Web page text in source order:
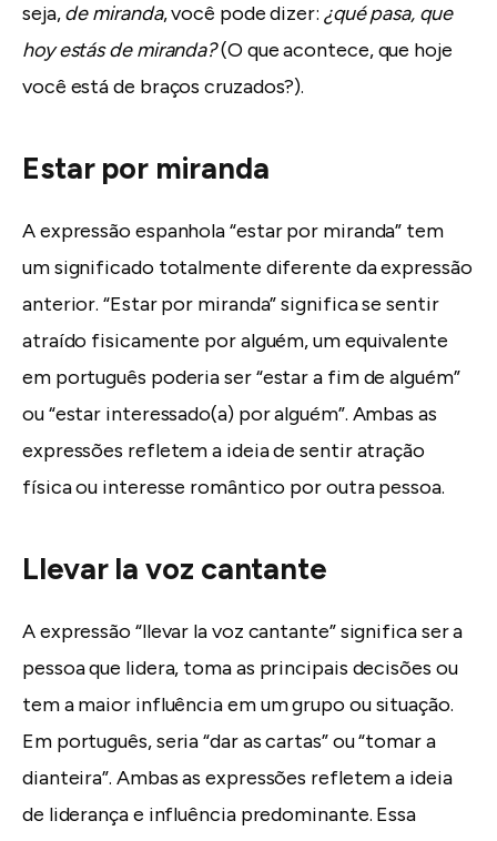
seja,de miranda, você pode dizer: ¿qué pasa, que
hoy estás de miranda?(O que acontece, que hoje
você está de braços cruzados?).
Estar por miranda
A expressão espanhola “estar por miranda” tem
um significado totalmente diferente da expressão
anterior. “Estar por miranda” significa se sentir
atraído fisicamente por alguém, um equivalente
em português poderia ser “estar a fim de alguém”
ou “estar interessado(a) por alguém”. Ambas as
expressões refletem a ideia de sentir atração
física ou interesse romântico por outra pessoa.
Llevar la voz cantante
A expressão “llevar la voz cantante” significa ser a
pessoa que lidera, toma as principais decisões ou
tem a maior influência em um grupo ou situação.
Em português, seria “dar as cartas” ou “tomar a
dianteira”. Ambas as expressões refletem a ideia
de liderança e influência predominante. Essa